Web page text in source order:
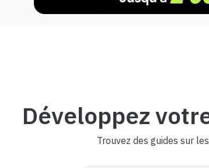
Développez
Trouvez des guides sur